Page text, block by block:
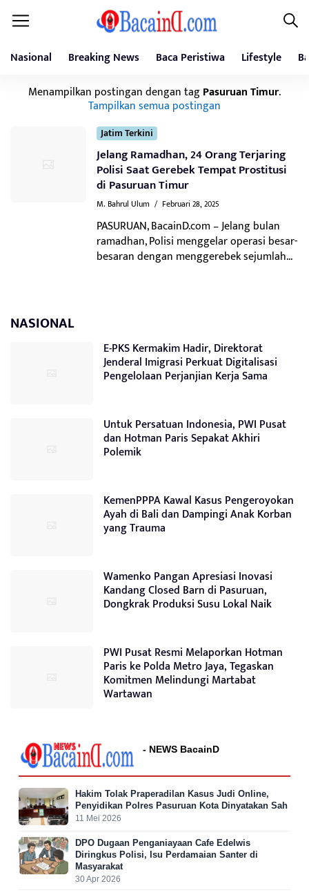
Nasional Breaking News Baca Peristiwa Lifestyle
Menampilkan postingan dengan tagPasuruan Timur.
Tampilkan semua postingan
Jatim Terkini
Jelang Ramadhan, 24 Orang Terjaring
Polisi Saat Gerebek Tempat Prostitusi
di Pasuruan Timur
M. Bahrul Ulum / Februari 28, 2025
PASURUAN, BacainD.com – Jelang bulan
ramadhan, Polisi menggelar operasi besar-
besaran dengan menggerebek sejumlah...
NASIONAL
E-PKS Kermakim Hadir, Direktorat
Jenderal Imigrasi Perkuat Digitalisasi
Pengelolaan Perjanjian Kerja Sama
Untuk Persatuan Indonesia, PWI Pusat
dan Hotman Paris Sepakat Akhiri
Polemik
KemenPPPA Kawal Kasus Pengeroyokan
Ayah di Bali dan Dampingi Anak Korban
yang Trauma
Wamenko Pangan Apresiasi Inovasi
Kandang Closed Barn di Pasuruan,
Dongkrak Produksi Susu Lokal Naik
PWI Pusat Resmi Melaporkan Hotman
Paris ke Polda Metro Jaya, Tegaskan
Komitmen Melindungi Martabat
Wartawan
- NEWS BacainD
Hakim Tolak Praperadilan Kasus Judi Online,
Penyidikan Polres Pasuruan Kota Dinyatakan Sah
11 Mei 2026
DPO Dugaan Penganiayaan Cafe Edelwis
Diringkus Polisi, Isu Perdamaian Santer di
Masyarakat
30 Apr 2026